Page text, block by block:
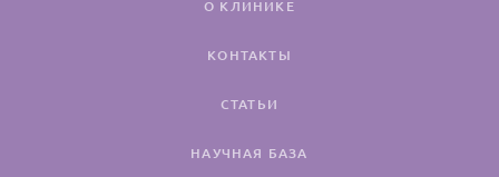
О КЛИНИКЕ
КОНТАКТЫ
СТАТЬИ
НАУЧНАЯ БАЗА